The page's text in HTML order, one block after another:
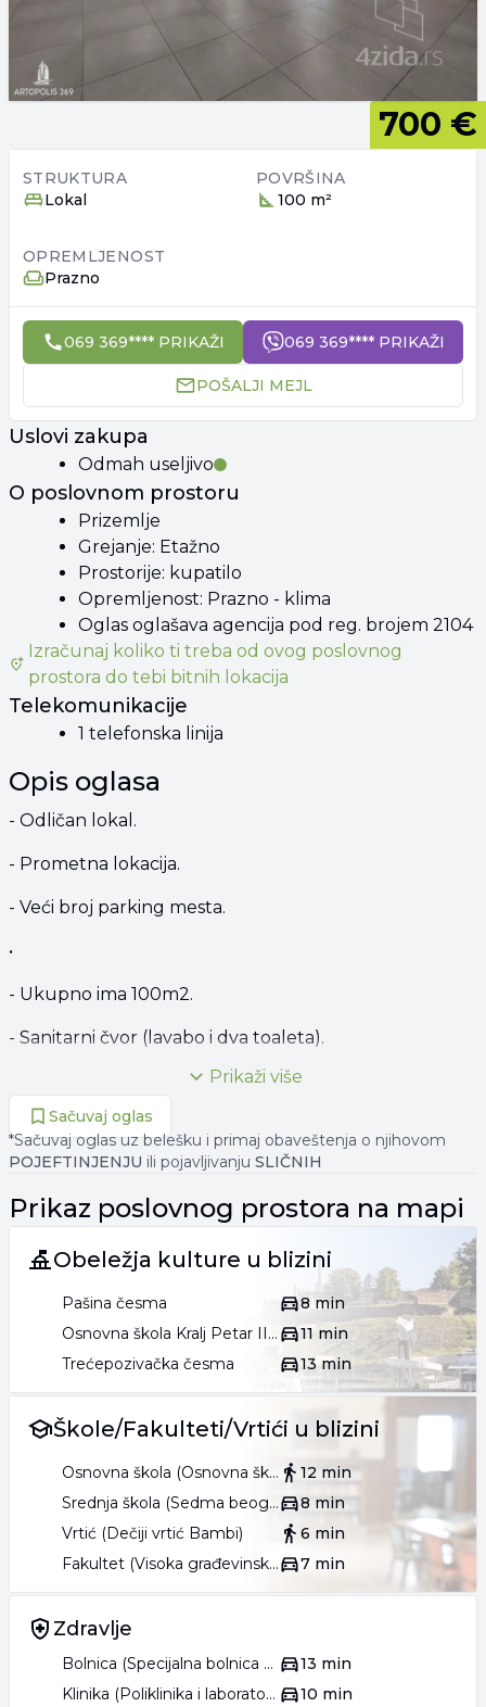
700 €
STRUKTURA
Lokal
POVRŠINA
100 m²
OPREMLJENOST
Prazno
069 369**** PRIKAŽI 069 369**** PRIKAŽI
POŠALJI MEJL
Uslovi zakupa
Odmah useljivo
O poslovnom prostoru
Prizemlje
Grejanje: Etažno
Prostorije: kupatilo
Opremljenost: Prazno - klima
Oglas oglašava agencija pod reg. brojem 2104
Izračunaj koliko ti treba odovog poslovnog
prostora do tebi bitnih lokacija
Telekomunikacije
1 telefonska linija
Opis oglasa
- Odličan lokal.
- Prometna lokacija.
- Veći broj parking mesta.
•
- Ukupno ima 100m2.
- Sanitarni čvor (lavabo i dva toaleta).
- Terasa širine 1m (zadnji deo lokala).
- Dve klime.
- Etažno grejanje (na struju).
- Šleperski prilaz.
- Veći broj linija gradskog prevoza.
- Blizina uključenja za Mirijevo.
- Blizina uključenja na autoput kod Laste.
- Depozit.
- Mesečno plaćanje zakupnine.
- Rentira se na duži vremenski period.
Prikaži više
Sačuvaj oglas
*Sačuvaj oglas uz belešku i primaj obaveštenja o njihovom
POJEFTINJENJU ili pojavljivanju SLIČNIH
Prikaz poslovnog prostora na mapi
Obeležja kulture u blizini
Pašina česma
8 min
Osnovna škola Kralj Petar II Karađorđević
11 min
Trećepozivačka česma
13 min
Škole/Fakulteti/Vrtići u blizini
Osnovna škola (Osnovna škola Dragojlo Dudić)
12 min
Srednja škola (Sedma beogradska gimnazija)
8 min
Vrtić (Dečiji vrtić Bambi)
6 min
Fakultet (Visoka građevinsko-geodetska škola Beograd)
7 min
Zdravlje
Bolnica (Specijalna bolnica za cerebralnu paralizu i razvojnu neurologiju)
13 min
Klinika (Poliklinika i laboratorija LaboMedica)
10 min